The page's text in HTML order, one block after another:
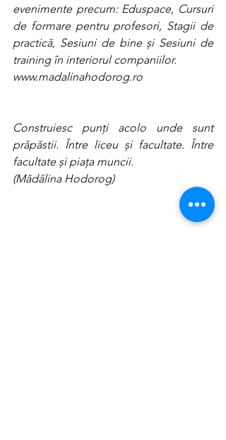
evenimente precum: Eduspace, Cursuri
de formare pentru profesori, Stagii de
practică, Sesiuni de bine și Sesiuni de
training în interiorul companiilor.
www.madalinahodorog.ro
Construiesc punți acolo unde sunt
prăpăstii. Între liceu și facultate. Între
facultate și piața muncii.
(Mădălina Hodorog)